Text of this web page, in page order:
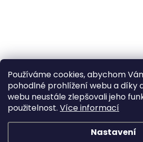
Používáme cookies, abychom
pohodlné prohlížení webu a díky
webu neustále zlepšovali jeho
použitelnost. Více informací
Nastavení